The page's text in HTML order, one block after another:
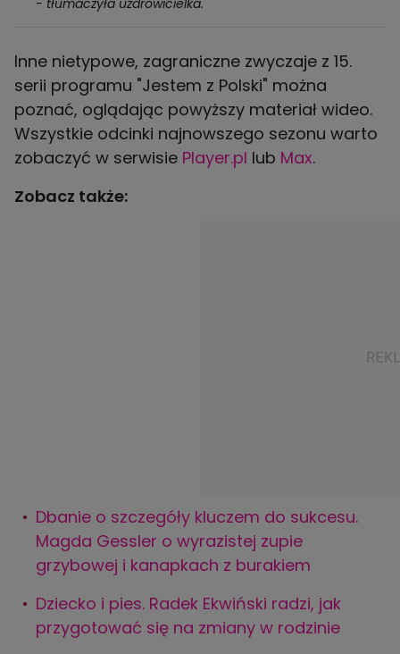
- tłumaczyła uzdrowicielka.
Inne nietypowe, zagraniczne zwyczaje z 15.
serii programu "Jestem z Polski" można
poznać, oglądając powyższy materiał wideo.
Wszystkie odcinki najnowszego sezonu warto
zobaczyć w serwisie Player.pl lub Max.
Zobacz także:
Dbanie o szczegóły kluczem do sukcesu.
Magda Gessler o wyrazistej zupie
grzybowej i kanapkach z burakiem
Dziecko i pies. Radek Ekwiński radzi, jak
przygotować się na zmiany w rodzinie